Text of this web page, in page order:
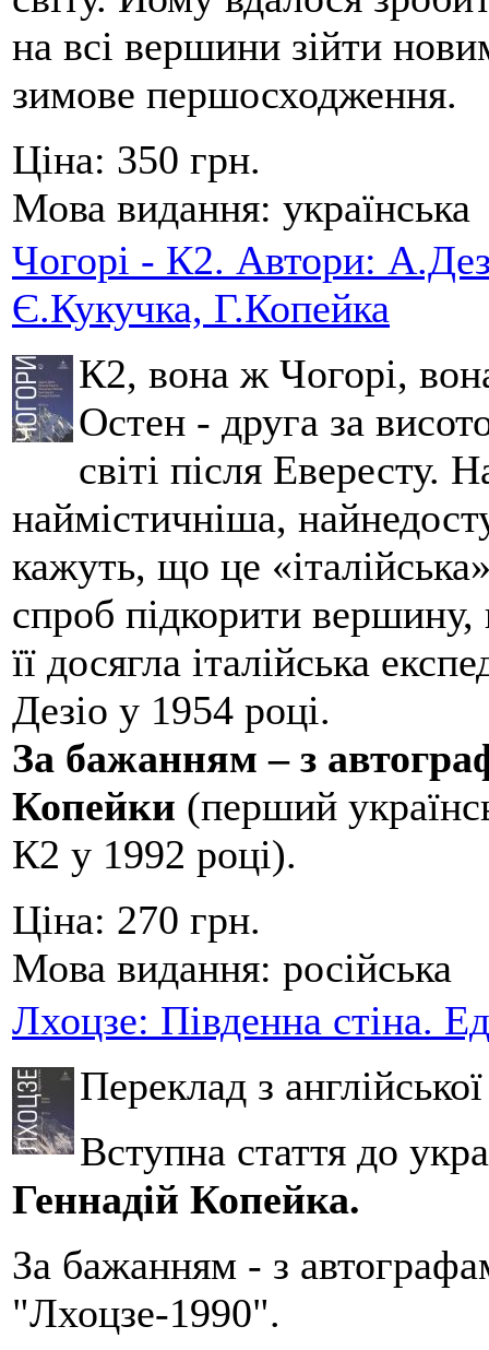
на всі вершини зійти
зимове першосходження.
Ціна: 350 грн.
Мова видання: українська
Чогорі - К2. Автори:
Є.Кукучка, Г.Копейка
К2, вона ж Чогорі,
Остен - друга за
світі після Евересту.
наймістичніша,
кажуть, що це
спроб підкорити
її досягла італійська
Дезіо у 1954 році.
За бажанням – з
Копейки (перший
К2 у 1992 році).
Ціна: 270 грн.
Мова видання: російська
Лхоцзе: Південна стіна.
Переклад з
Вступна стаття до
Геннадій Копейка.
За бажанням - з
"Лхоцзе-1990".